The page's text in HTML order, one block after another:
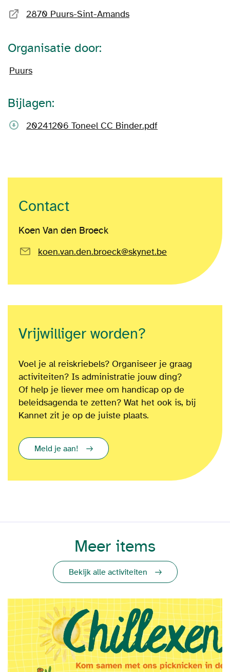
2870 Puurs-Sint-Amands
Organisatie door:
Puurs
Bijlagen:
20241206 Toneel CC Binder.pdf
Contact
Koen Van den Broeck
koen.van.den.broeck@skynet.be
Vrijwilliger worden?
Voel je al reiskriebels? Organiseer je graag
activiteiten? Is administratie jouw ding?
Of help je liever mee om handicap op de
beleidsagenda te zetten? Wat het ook is, bij
Kannet zit je op de juiste plaats.
Meld je aan!
Meer items
Bekijk alle activiteiten